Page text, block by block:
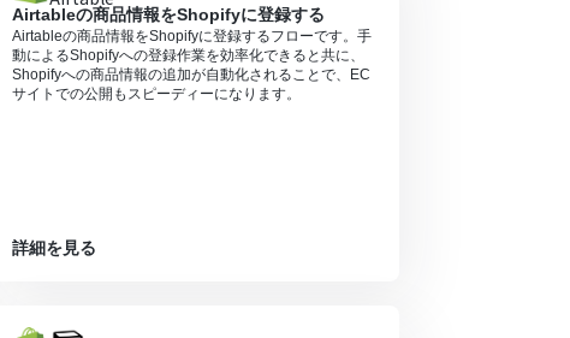
Airtableの商品情報をShopifyに登録する
Airtableの商品情報をShopifyに登録するフローです。手
動によるShopifyへの登録作業を効率化できると共に、
Shopifyへの商品情報の追加が自動化されることで、EC
サイトでの公開もスピーディーになります。
詳細を見る